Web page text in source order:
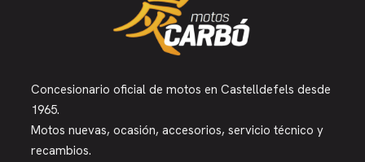
Concesionario oficial de motos en Castelldefels desde
1965.
Motos nuevas, ocasión, accesorios, servicio técnico y
recambios.